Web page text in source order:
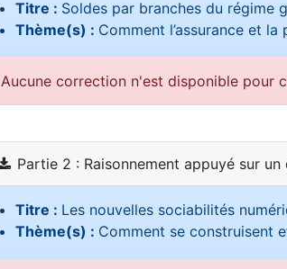
Titre : Soldes par branches du régime
Thème(s) : Comment l’assurance et
Aucune correction n'est disponible pour
Partie 2 : Raisonnement appuyé sur
Titre : Les nouvelles sociabilités
Thème(s) : Comment se construisent